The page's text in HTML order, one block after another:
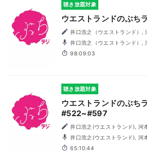
聴き放題対象
ウエストランドのぶち
井口浩之（ウエストランド）, 河本太（ウエストラン
ド）
井口浩之（ウエストランド）, 河本太（ウエストラン
ド）
98:09:03
聴き放題対象
ウエストランドのぶち
#522~#597
井口浩之(ウエストランド), 河
井口浩之(ウエストランド), 河
65:10:44